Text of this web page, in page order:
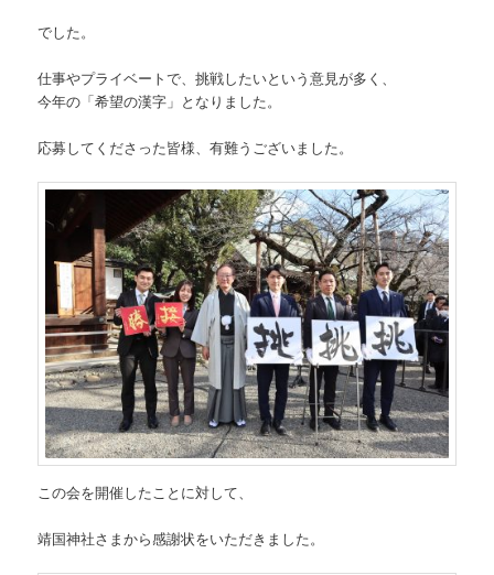
でした。
仕事やプライベートで、挑戦したいという意見が多く、
今年の「希望の漢字」となりました。
応募してくださった皆様、有難うございました。
この会を開催したことに対して、
靖国神社さまから感謝状をいただきました。